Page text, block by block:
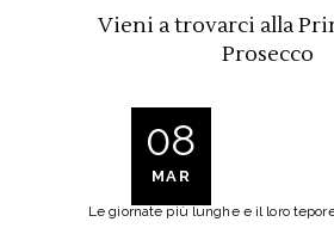
Vieni a trovarci alla
Prosecco
08
MAR
Le giornate più lunghe e il loro